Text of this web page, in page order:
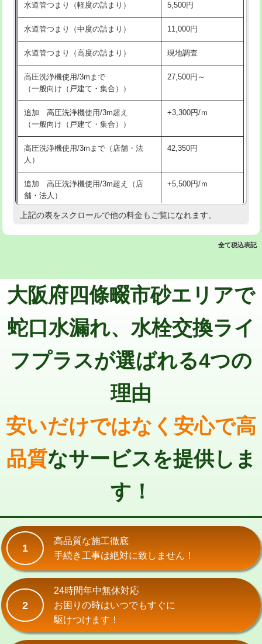
洗面台設置 38,500円
化粧台設置 22,000円
追加人工 16,500円
廃棄・処分 現場見積
※給水管工事は20mmまでの価格です。
交換・取付(排水栓・排水トラップ
22,000円+材料費
持込商品取付（混合水栓）
持込商品取付（浄水器・分岐水栓） 16,500円
業）
排水管工事（追加 排水管工事/3ｍ超
え）
マス交換（土の掘削・埋め戻し作業） 11,000円~
マス交換（深さ50㎝以上） 66,000円
コンクリート斫り（厚さ10㎝超え） 38,500円
モルタル補修（厚さ10㎝まで） 27,500円
廃棄・処分 現場見積
水道管つまり（軽度の詰まり） 5,500円
水道管つまり（中度の詰まり） 11,000円
水道管つまり（高度の詰まり） 現地調査
高圧洗浄機使用/3mまで
（一般向け（戸建て・集合））
27,500円～
追加 高圧洗浄機使用/3m超え
（一般向け（戸建て・集合））
+3,300円/ｍ
高圧洗浄機使用/3mまで（店舗・法
人）
42,350円
追加 高圧洗浄機使用/3m超え（店
舗・法人）
+5,500円/ｍ
高度高圧洗浄換 現地調査
追加トーラー機使用/3m超え +3,300円
カメラ調査 33,000円
桝清掃 8,800円
止水・漏水調査・防水処理・清掃・修
11,000円
止水・漏水調査・防水処理・清掃・修
止水・漏水調査・防水処理・清掃・修
理・調整・分解・加工など（重作業）
33,000円
その他部品の脱着 8,800円～
交換・取付(単水栓（壁付・デッキ
式）)
13,200円+材料費
交換・取付(混合水栓（壁付・デッキ
式・ワンホール）)
16,500円+材料費
交換・取付(排水栓・排水トラップ
（P/S/ポップアップ））
交換・取付（その他部品）
上記の表をスクロールで他の料金もご覧になれます。
全て税込表記
大阪府四條畷市砂エリアで
蛇口水漏れ、水栓交換ライ
フプラスが選ばれる4つの
理由
安いだけではなく安心で高
品質なサービスを提供しま
す！
1
高品質な施工徹底
手続き工事は絶対に致しません！
2
24時間年中無休対応
お困りの時はいつでもすぐに
駆けつけます！